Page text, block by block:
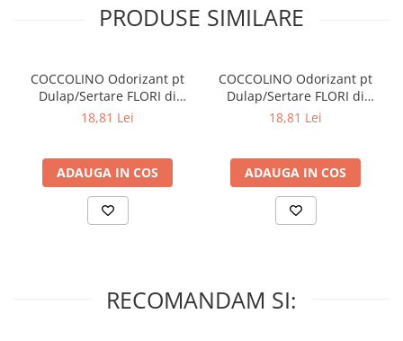
Lumanari Parfumate
Deodorante & Parfumuri
Parfumuri
Spray
Stick
Casete cadou
PRODUSE SIMILARE
COCCOLINO Odorizant pt
Dulap/Sertare FLORI di
PRIMAVERA 3 buc
18,81 Lei
ADAUGA IN COS
COCCOLINO Odorizant pt
Dulap/Sertare FLORI di
TIARE 3 buc
18,81 Lei
ADAUGA IN COS
RECOMANDAM SI: